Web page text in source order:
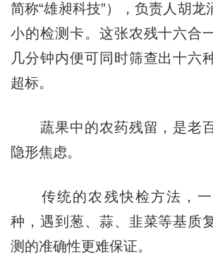
简称“雄昶科技”），负责人胡龙
小的检测卡。这张农残十六合
几分钟内便可同时筛查出十六
超标。
蔬果中的农药残留，是老
隐形焦虑。
传统的农残快检方法，一
种，遇到葱、蒜、韭菜等基质
测的准确性更难保证。